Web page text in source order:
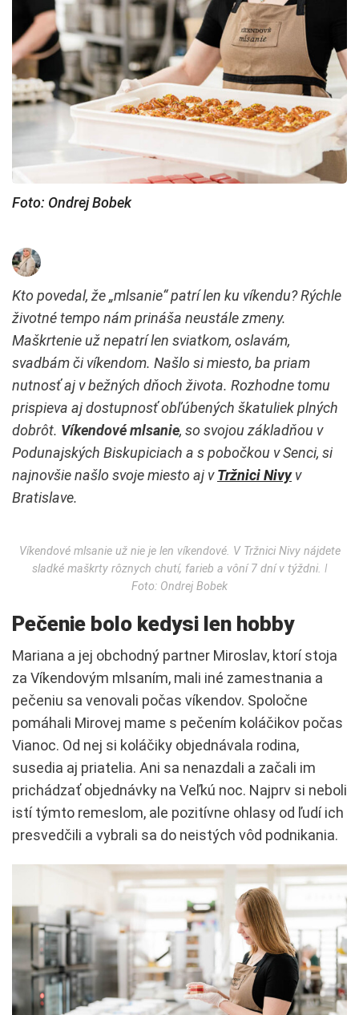
Foto: Ondrej Bobek
Kto povedal, že „mlsanie“ patrí len ku víkendu? Rýchle
životné tempo nám prináša neustále zmeny.
Maškrtenie už nepatrí len sviatkom, oslavám,
svadbám či víkendom. Našlo si miesto, ba priam
nutnosť aj v bežných dňoch života. Rozhodne tomu
prispieva aj dostupnosť obľúbených škatuliek plných
dobrôt. Víkendové mlsanie, so svojou základňou v
Podunajských Biskupiciach a s pobočkou v Senci, si
najnovšie našlo svoje miesto aj vTržnici Nivyv
Bratislave.
Víkendové mlsanie už nie je len víkendové. V Tržnici Nivy nájdete
sladké maškrty rôznych chutí, farieb a vôní 7 dní v týždni. ǀ
Foto: Ondrej Bobek
Pečenie bolo kedysi len hobby
Mariana a jej obchodný partner Miroslav, ktorí stoja
za Víkendovým mlsaním, mali iné zamestnania a
pečeniu sa venovali počas víkendov. Spoločne
pomáhali Mirovej mame s pečením koláčikov počas
Vianoc. Od nej si koláčiky objednávala rodina,
susedia aj priatelia. Ani sa nenazdali a začali im
prichádzať objednávky na Veľkú noc. Najprv si neboli
istí týmto remeslom, ale pozitívne ohlasy od ľudí ich
presvedčili a vybrali sa do neistých vôd podnikania.